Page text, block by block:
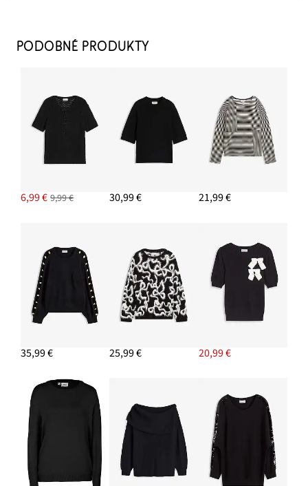
47,99 €
24,99 €
PRIDAŤ DO KOŠÍKA
Lodičky Sling s tenkým podpätkom
Náušnice kruhy
13,99 €
PODOBNÉ PRODUKTY
6,99 € 9,99 € 30,99 € 21,99 €
35,99 € 25,99 € 20,99 €